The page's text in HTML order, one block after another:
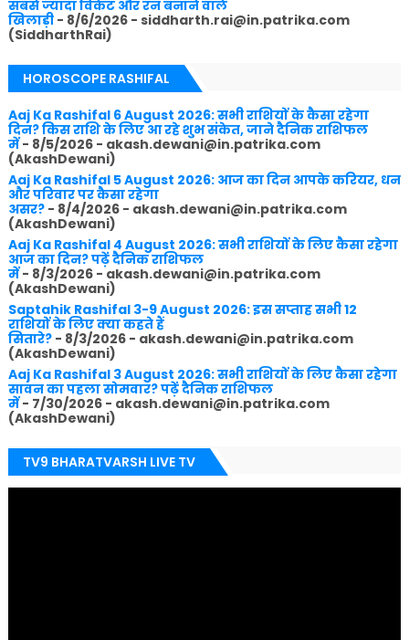
सबसे ज्यादा विकेट और रन बनाने वाले
खिलाड़ी- 8/6/2026- siddharth.rai@in.patrika.com
(SiddharthRai)
HOROSCOPE RASHIFAL
Aaj Ka Rashifal 6 August 2026: सभी राशियों के कैसा रहेगा
दिन? किस राशि के लिए आ रहे शुभ संकेत, जाने दैनिक राशिफल
में- 8/5/2026- akash.dewani@in.patrika.com
(AkashDewani)
Aaj Ka Rashifal 5 August 2026: आज का दिन आपके करियर, धन
और परिवार पर कैसा रहेगा
असर?- 8/4/2026- akash.dewani@in.patrika.com
(AkashDewani)
Aaj Ka Rashifal 4 August 2026: सभी राशियों के लिए कैसा रहेगा
आज का दिन? पढ़ें दैनिक राशिफल
में- 8/3/2026- akash.dewani@in.patrika.com
(AkashDewani)
Saptahik Rashifal 3-9 August 2026: इस सप्ताह सभी 12
राशियों के लिए क्या कहते हैं
सितारे?- 8/3/2026- akash.dewani@in.patrika.com
(AkashDewani)
Aaj Ka Rashifal 3 August 2026: सभी राशियों के लिए कैसा रहेगा
सावन का पहला सोमवार? पढ़ें दैनिक राशिफल
में- 7/30/2026- akash.dewani@in.patrika.com
(AkashDewani)
TV9 BHARATVARSH LIVE TV